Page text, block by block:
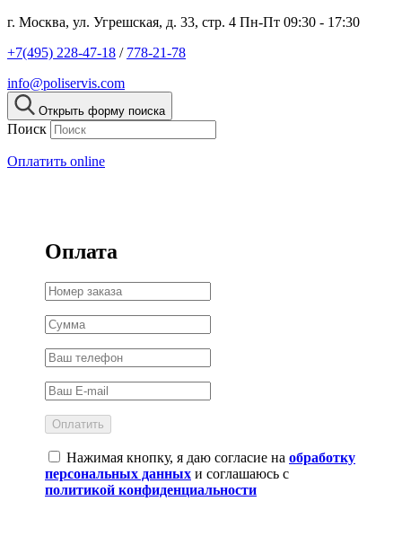
г. Москва, ул. Угрешская, д. 33, стр. 4 Пн-Пт 09:30 - 17:30
+7(495) 228-47-18 / 778-21-78
info@poliservis.com
Открыть форму поиска
Поиск
Оплатить online
Оплата
Оплатить
Нажимая кнопку, я даю согласие на обработку
персональных данных и соглашаюсь с
политикой конфиденциальности